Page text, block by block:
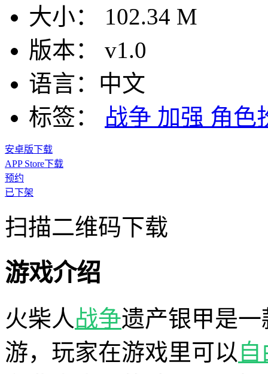
大小：
102.34 M
版本：
v1.0
语言： 中文
标签：
战争 加强 角色
安卓版下载
APP Store下载
预约
已下架
扫描二维码下载
游戏介绍
火柴人战争遗产银甲是
游，玩家在游戏里可以